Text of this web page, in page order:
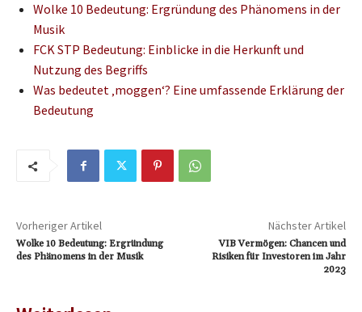
Wolke 10 Bedeutung: Ergründung des Phänomens in der
Musik
FCK STP Bedeutung: Einblicke in die Herkunft und
Nutzung des Begriffs
Was bedeutet ‚moggen‘? Eine umfassende Erklärung der
Bedeutung
Vorheriger Artikel
Wolke 10 Bedeutung: Ergründung
des Phänomens in der Musik
Nächster Artikel
VIB Vermögen: Chancen und
Risiken für Investoren im Jahr
2023